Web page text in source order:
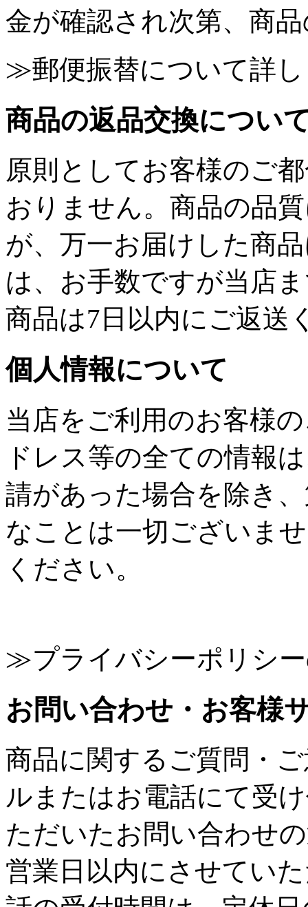
金が確認され次第、商
≫郵便振替について詳
商品の返品交換につい
原則としてお客様のご
おりません。商品の品
が、万一お届けした商
は、お手数ですが当店
商品は7日以内にご返送
個人情報について
当店をご利用のお客様
ドレス等の全ての情報
請があった場合を除き
なことは一切ございま
ください。
≫プライバシーポリシ
お問い合わせ・お客様
商品に関するご質問・
ルまたはお電話にて受
ただいたお問い合わせ
営業日以内にさせてい